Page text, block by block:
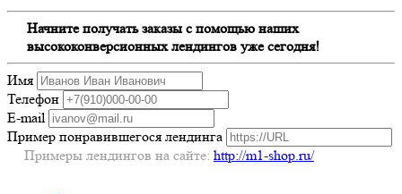
Начните получать заказы с помощью наших
высококонверсионных лендингов уже сегодня!
Имя
Телефон
E-mail
Пример понравившегося лендинга
Примеры лендингов на сайте: http://m1-shop.ru/